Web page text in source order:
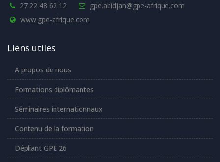
27 22 48 62 12
gpe.abidjan@gpe-afrique.com
www.gpe-afrique.com
Liens utiles
A propos de nous
Formations diplômantes
Séminaires internationnaux
Contenu de la formation
Dépliant GPE 26